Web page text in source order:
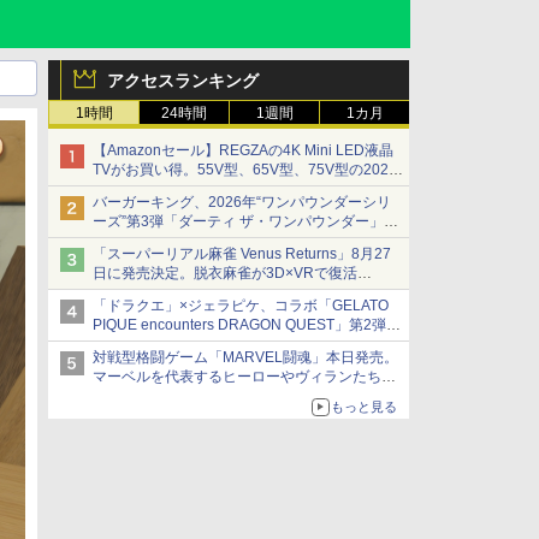
アクセスランキング
1時間 24時間 1週間 1カ月
【Amazonセール】REGZAの4K Mini LED液晶
TVがお買い得。55V型、65V型、75V型の2026
年モデルがラインナップ
バーガーキング、2026年“ワンパウンダーシリ
ーズ”第3弾「ダーティ ザ・ワンパウンダー」を
8月7日発売
「特製ガーリックマヨソース」を使用した超大
型チーズバーガー
「スーパーリアル麻雀 Venus Returns」8月27
日に発売決定。脱衣麻雀が3D×VRで復活
発売から2週間は20%オフになるセールが実施
「ドラクエ」×ジェラピケ、コラボ「GELATO
PIQUE encounters DRAGON QUEST」第2弾が
本日発売
アイスカップに入ったスライムやわたぼう、ベ
ビーサタンなどがオリジナルアートで登場
対戦型格闘ゲーム「MARVEL闘魂」本日発売。
マーベルを代表するヒーローやヴィランたちが
「GUILTY GEAR」などの格ゲーを手掛けるア
もっと見る